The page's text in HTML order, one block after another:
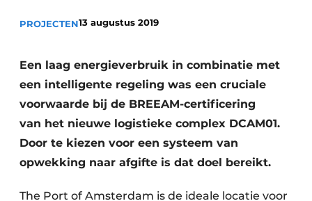
Vacature aanmelden
Video’s
PROJECTEN13 augustus 2019
Een laag energieverbruik in combinatie met
een intelligente regeling was een cruciale
voorwaarde bij de BREEAM-certificering
van het nieuwe logistieke complex DCAM01.
Door te kiezen voor een systeem van
opwekking naar afgifte is dat doel bereikt.
The Port of Amsterdam is de ideale locatie voor